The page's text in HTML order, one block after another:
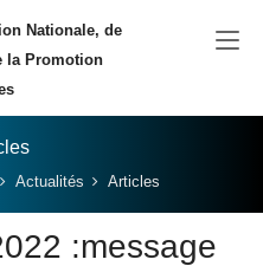
Nationale, de
la Promotion
Actualités Articles
:message